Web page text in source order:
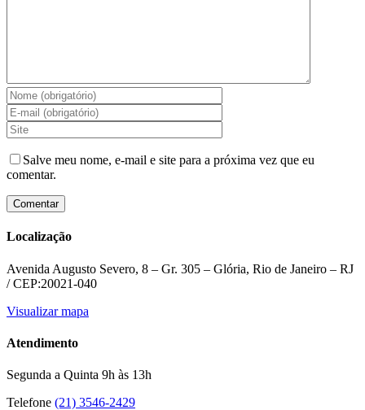
Salve meu nome, e-mail e site para a próxima vez que eu
comentar.
Localização
Avenida Augusto Severo, 8 – Gr. 305 – Glória, Rio de Janeiro – RJ
/ CEP:20021-040
Visualizar mapa
Atendimento
Segunda a Quinta 9h às 13h
Telefone (21) 3546-2429